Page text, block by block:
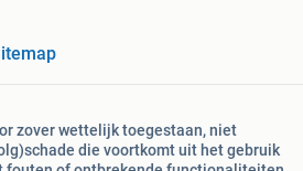
zover wettelijk toegestaan, niet
die voortkomt uit het gebruik